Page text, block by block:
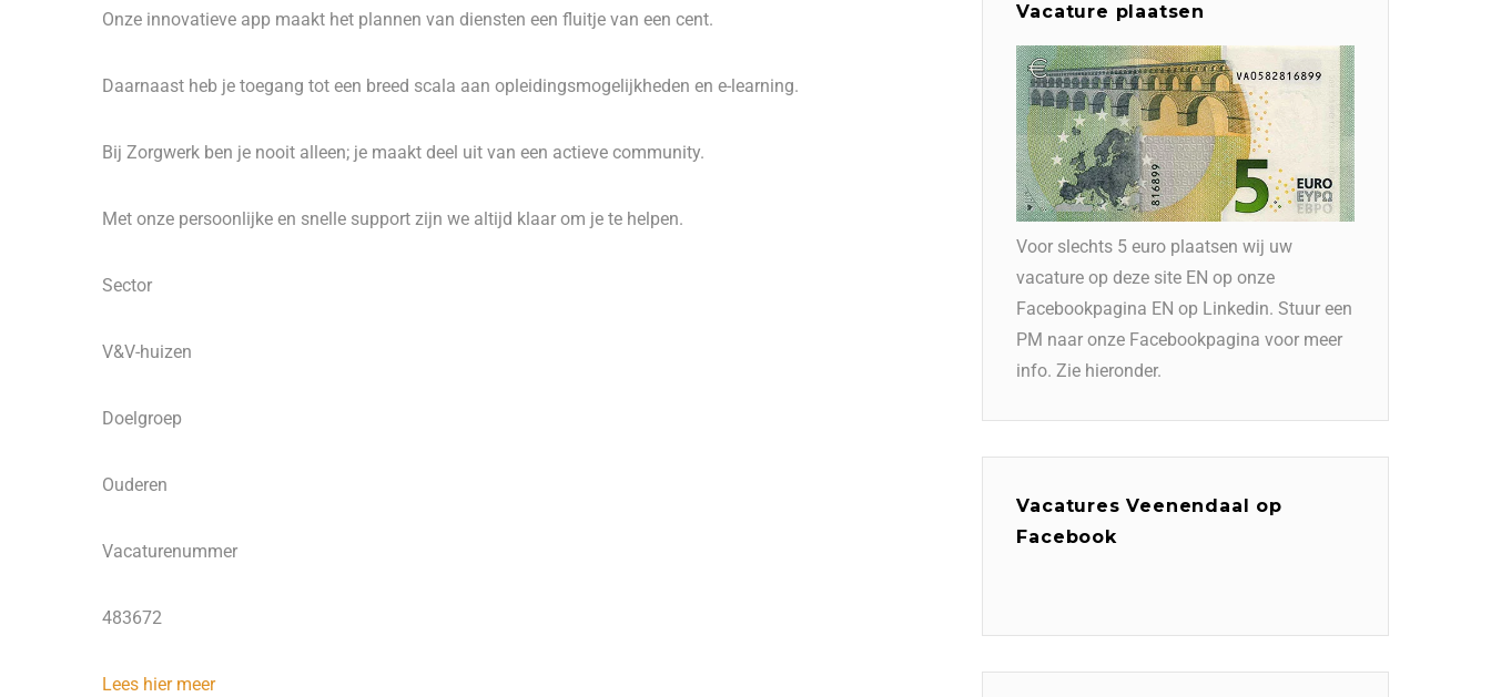
Onze innovatieve app maakt het plannen van diensten een fluitje van een cent.
Daarnaast heb je toegang tot een breed scala aan opleidingsmogelijkheden en e-learning.
Bij Zorgwerk ben je nooit alleen; je maakt deel uit van een actieve community.
Met onze persoonlijke en snelle support zijn we altijd klaar om je te helpen.
Sector
V&V-huizen
Doelgroep
Ouderen
Vacaturenummer
483672
Lees hier meer
Vacature plaatsen
Voor slechts 5 euro plaatsen wij uw
vacature op deze site EN op onze
Facebookpagina EN op Linkedin. Stuur een
PM naar onze Facebookpagina voor meer
info. Zie hieronder.
Vacatures Veenendaal op
Facebook